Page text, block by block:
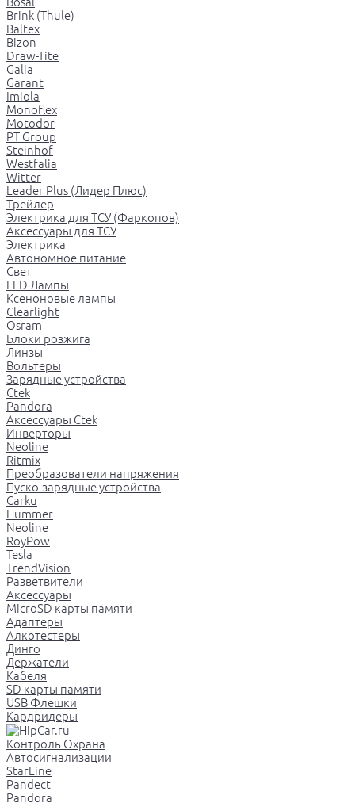
Brink (Thule)
Baltex
Bizon
Draw-Tite
Galia
Garant
Imiola
Monoflex
Motodor
PT Group
Steinhof
Westfalia
Witter
Leader Plus (Лидер Плюс)
Трейлер
Электрика для ТСУ (Фаркопов)
Аксессуары для ТСУ
Электрика
Автономное питание
Свет
LED Лампы
Ксеноновые лампы
Clearlight
Osram
Блоки розжига
Линзы
Вольтеры
Зарядные устройства
Ctek
Pandora
Аксессуары Ctek
Инверторы
Neoline
Ritmix
Преобразователи напряжения
Пуско-зарядные устройства
Carku
Hummer
Neoline
RoyPow
Tesla
TrendVision
Разветвители
Аксессуары
MicroSD карты памяти
Адаптеры
Алкотестеры
Динго
Держатели
Кабеля
SD карты памяти
USB Флешки
Кардридеры
Контроль Охрана
Автосигнализации
StarLine
Pandect
Pandora